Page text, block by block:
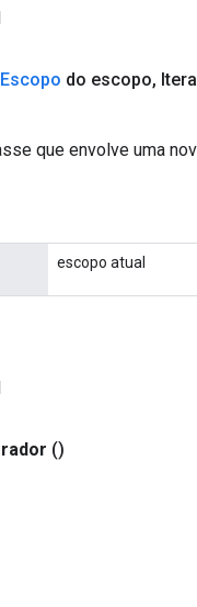
Escopo do escopo,
que envolve uma
escopo atual
()